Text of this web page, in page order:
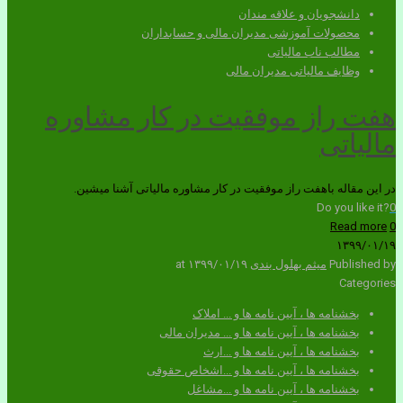
دانشجویان و علاقه مندان
محصولات آموزشی مدیران مالی و حسابداران
مطالب ناب مالیاتی
وظایف مالیاتی مدیران مالی
هفت راز موفقیت در کار مشاوره
مالیاتی
در این مقاله باهفت راز موفقیت در کار مشاوره مالیاتی آشنا میشین.
Do you like it?0
0
Read more
۱۳۹۹/۰۱/۱۹
Published by میثم بهلول بندی at ۱۳۹۹/۰۱/۱۹
Categories
بخشنامه ها ، آیین نامه ها و ... املاک
بخشنامه ها ، آیین نامه ها و ... مدیران مالی
بخشنامه ها ، آیین نامه ها و ...ارث
بخشنامه ها ، آیین نامه ها و ...اشخاص حقوقی
بخشنامه ها ، آیین نامه ها و ...مشاغل